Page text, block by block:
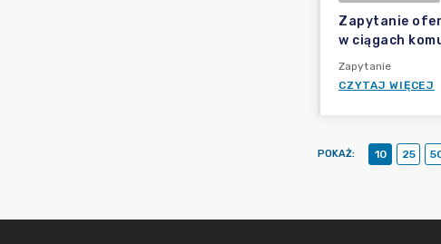
Zapytanie
w ciągach
Zapytanie
CZYTAJ WIĘCEJ
POKAŻ: 10 25